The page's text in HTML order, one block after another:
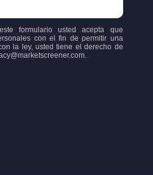
formulario usted acepta que
con el fin de permitir una
la ley, usted tiene el derecho de